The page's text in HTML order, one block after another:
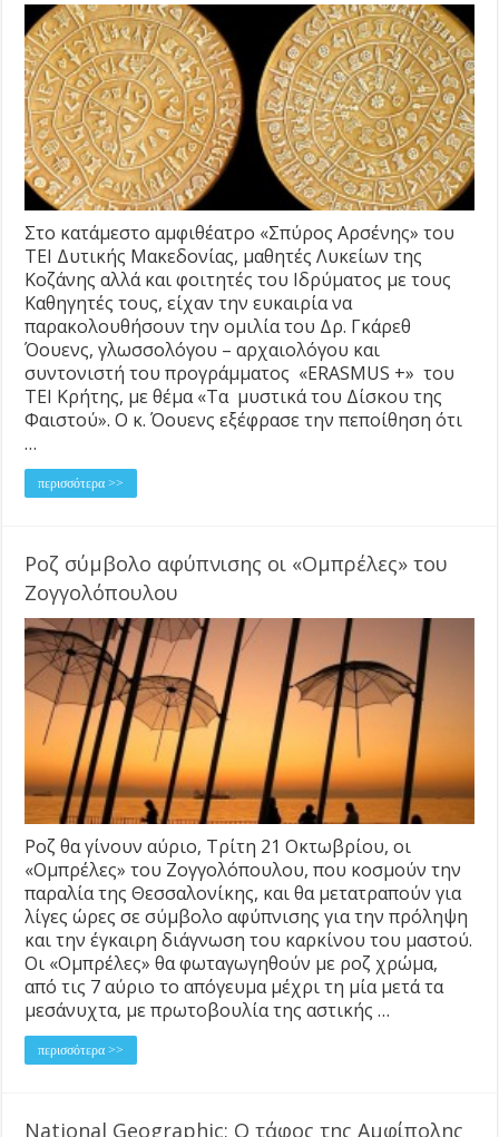
Στο κατάμεστο αμφιθέατρο «Σπύρος Αρσένης» του
ΤΕΙ Δυτικής Μακεδονίας, μαθητές Λυκείων της
Κοζάνης αλλά και φοιτητές του Ιδρύματος με τους
Καθηγητές τους, είχαν την ευκαιρία να
παρακολουθήσουν την ομιλία του Δρ. Γκάρεθ
Όουενς, γλωσσολόγου – αρχαιολόγου και
συντονιστή του προγράμματος «ERASMUS +» του
ΤΕΙ Κρήτης, με θέμα «Τα μυστικά του Δίσκου της
Φαιστού». Ο κ. Όουενς εξέφρασε την πεποίθηση ότι
…
περισσότερα >>
Ροζ σύμβολο αφύπνισης οι «Ομπρέλες» του
Ζογγολόπουλου
Ροζ θα γίνουν αύριο, Τρίτη 21 Οκτωβρίου, οι
«Ομπρέλες» του Ζογγολόπουλου, που κοσμούν την
παραλία της Θεσσαλονίκης, και θα μετατραπούν για
λίγες ώρες σε σύμβολο αφύπνισης για την πρόληψη
και την έγκαιρη διάγνωση του καρκίνου του μαστού.
Οι «Ομπρέλες» θα φωταγωγηθούν με ροζ χρώμα,
από τις 7 αύριο το απόγευμα μέχρι τη μία μετά τα
μεσάνυχτα, με πρωτοβουλία της αστικής …
περισσότερα >>
National Geographic: Ο τάφος της Αμφίπολης